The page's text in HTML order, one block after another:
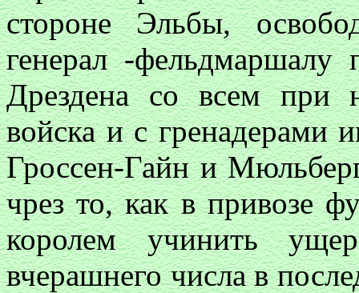
стороне Эльбы,
генерал -фельдмаршалу
Дрездена со всем при
войска и с гренадерами
Гроссен-Гайн и
чрез то, как в привозе
королем учинить
вчерашнего числа в